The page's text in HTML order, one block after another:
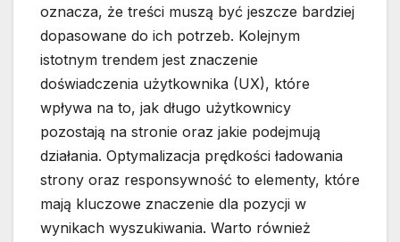
oznacza, że treści muszą być jeszcze bardziej
dopasowane do ich potrzeb. Kolejnym
istotnym trendem jest znaczenie
doświadczenia użytkownika (UX), które
wpływa na to, jak długo użytkownicy
pozostają na stronie oraz jakie podejmują
działania. Optymalizacja prędkości ładowania
strony oraz responsywność to elementy, które
mają kluczowe znaczenie dla pozycji w
wynikach wyszukiwania. Warto również